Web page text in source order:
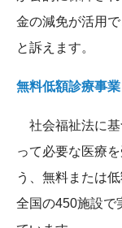
金の減免が活用
と訴えます。
無料低額診療事業
社会福祉法に基
って必要な医療
う、無料または
全国の450施設で